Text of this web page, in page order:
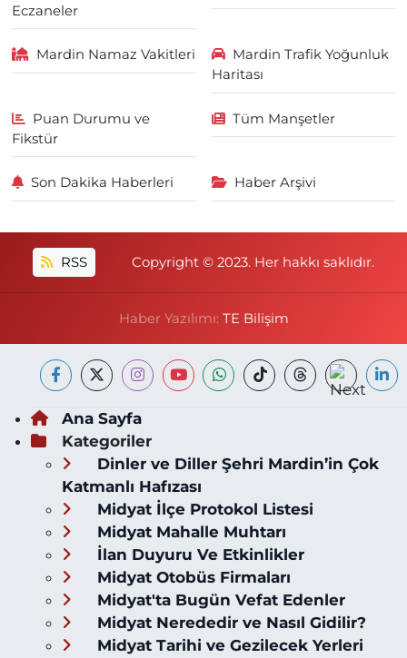
Eczaneler
Mardin Namaz Vakitleri
Mardin Trafik Yoğunluk
Haritası
Puan Durumu ve
Fikstür
Tüm Manşetler
Son Dakika Haberleri Haber Arşivi
RSS Copyright © 2023. Her hakkı saklıdır.
Haber Yazılımı: TE Bilişim
Ana Sayfa
Kategoriler
Dinler ve Diller Şehri Mardin’in Çok
Katmanlı Hafızası
Midyat İlçe Protokol Listesi
Midyat Mahalle Muhtarı
İlan Duyuru Ve Etkinlikler
Midyat Otobüs Firmaları
Midyat'ta Bugün Vefat Edenler
Midyat Nerededir ve Nasıl Gidilir?
Midyat Tarihi ve Gezilecek Yerleri